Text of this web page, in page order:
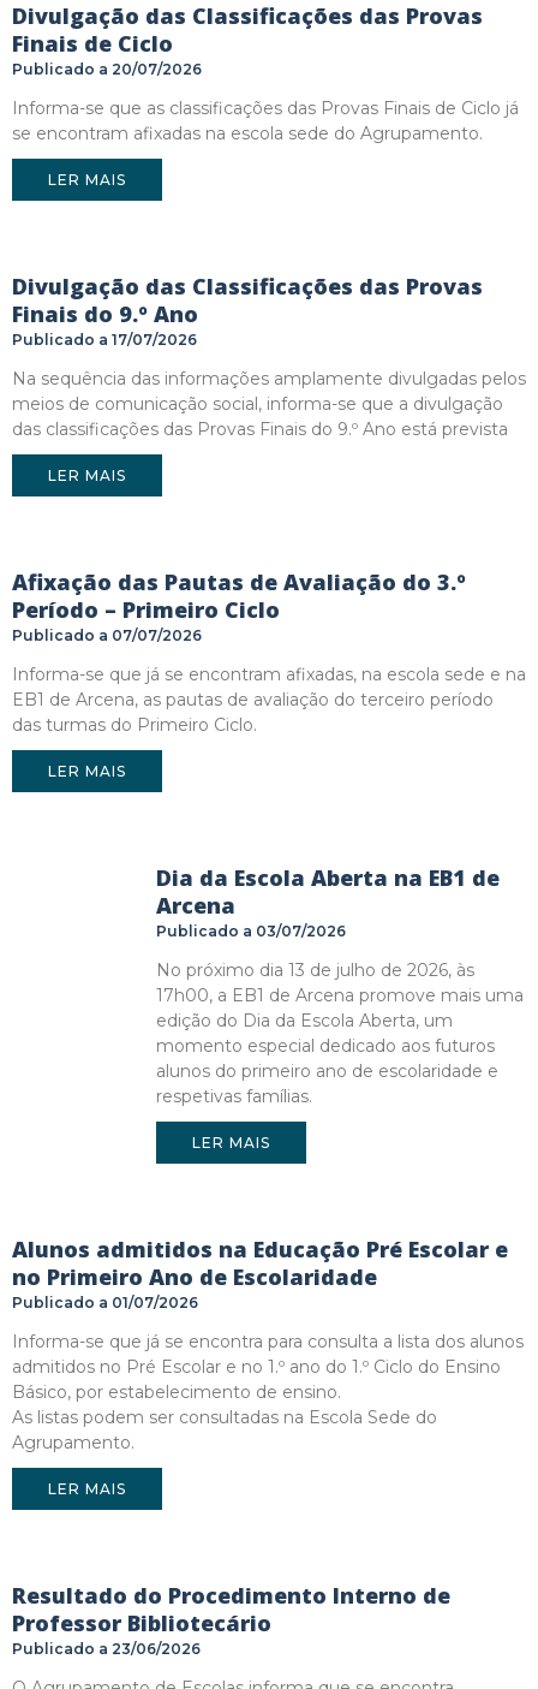
Divulgação das Classificações das Provas
Finais de Ciclo
20/07/2026
Informa-se que as classificações das Provas Finais de Ciclo já
se encontram afixadas na escola sede do Agrupamento.
LER MAIS
Divulgação das Classificações das Provas
Finais do 9.º Ano
17/07/2026
Na sequência das informações amplamente divulgadas pelos
meios de comunicação social, informa-se que a divulgação
das classificações das Provas Finais do 9.º Ano está prevista
LER MAIS
Afixação das Pautas de Avaliação do 3.º
Período – Primeiro Ciclo
07/07/2026
Informa-se que já se encontram afixadas, na escola sede e na
EB1 de Arcena, as pautas de avaliação do terceiro período
das turmas do Primeiro Ciclo.
LER MAIS
Dia da Escola Aberta na EB1 de
Arcena
03/07/2026
No próximo dia 13 de julho de 2026, às
17h00, a EB1 de Arcena promove mais uma
edição do Dia da Escola Aberta, um
momento especial dedicado aos futuros
alunos do primeiro ano de escolaridade e
respetivas famílias.
LER MAIS
Alunos admitidos na Educação Pré Escolar e
no Primeiro Ano de Escolaridade
01/07/2026
Informa-se que já se encontra para consulta a lista dos alunos
admitidos no Pré Escolar e no 1.º ano do 1.º Ciclo do Ensino
Básico, por estabelecimento de ensino.
As listas podem ser consultadas na Escola Sede do
Agrupamento.
LER MAIS
Resultado do Procedimento Interno de
Professor Bibliotecário
23/06/2026